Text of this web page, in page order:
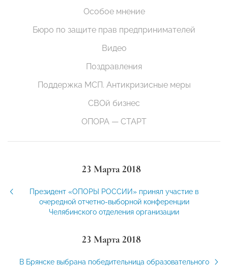
Особое мнение
Бюро по защите прав предпринимателей
Видео
Поздравления
Поддержка МСП. Антикризисные меры
СВОй бизнес
ОПОРА — СТАРТ
23 Марта 2018
Президент «ОПОРЫ РОССИИ» принял участие в
очередной отчетно-выборной конференции
Челябинского отделения организации
23 Марта 2018
В Брянске выбрана победительница образовательного